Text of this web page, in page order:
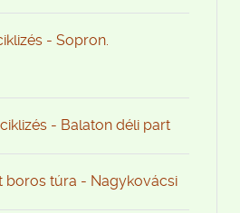
- Sopron.
- Balaton déli part
boros túra - Nagykovácsi